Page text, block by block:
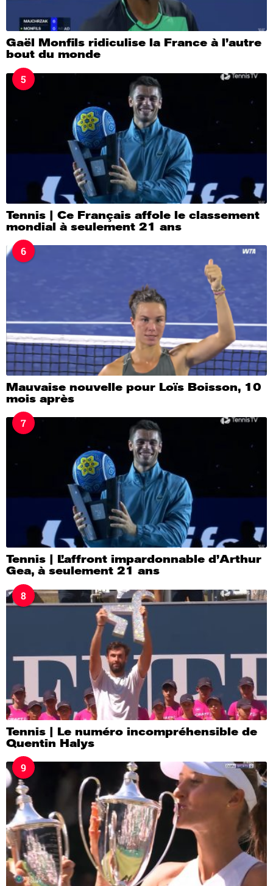
Gaël Monfils ridiculise la France à l’autre
bout du monde
5
Tennis | Ce Français affole le classement
mondial à seulement 21 ans
6
Mauvaise nouvelle pour Loïs Boisson, 10
mois après
7
Tennis | L’affront impardonnable d’Arthur
Gea, à seulement 21 ans
8
Tennis | Le numéro incompréhensible de
Quentin Halys
9